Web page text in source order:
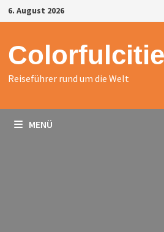
Zurück
zum
6. August 2026
Reiseführer rund um die Welt
MENÜ